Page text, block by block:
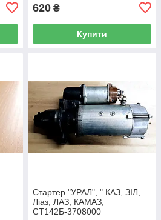
620 ₴
Купити
Стартер "УРАЛ", " КАЗ, ЗІЛ,
Ліаз, ЛАЗ, КАМАЗ,
СТ142Б-3708000